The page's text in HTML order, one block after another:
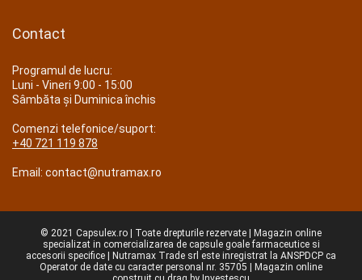
Contact
Programul de lucru:
Luni - Vineri 9:00 - 15:00
Sâmbăta și Duminica închis
Comenzi telefonice/suport:
+40 721 119 878
Email: contact@nutramax.ro
© 2021 Capsulex.ro | Toate drepturile rezervate | Magazin online
specializat in comercializarea de capsule goale farmaceutice si
accesorii specifice | Nutramax Trade srl este inregistrat la ANSPDCP ca
Operator de date cu caracter personal nr. 35705 | Magazin online